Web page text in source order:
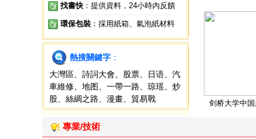
找書快 ：提供資料，24小時內反饋
環保包裝 ：採用紙箱、氣泡紙材料
熱搜關鍵字 ：
大灣區
詩詞大會 股票 日语
汽
車維修
地图 一帶一路 琼瑶
炒
股
絲綢之路 漫畫 貿易戰 剑桥大学中
專業/技術